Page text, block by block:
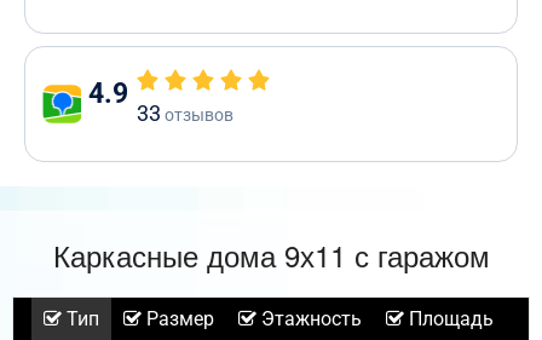
4.9
33 отзывов
Каркасные дома 9х11 с гаражом
Тип Размер Этажность
Площадь